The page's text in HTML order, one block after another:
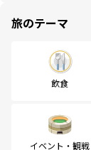
旅のテーマ
飲食
イベント・観戦